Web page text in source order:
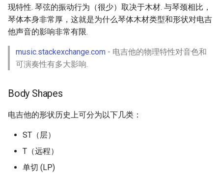
现特性. 琴弦的振动行为（很少）取决于木材. 与琴颈相比，
琴体本身非常厚，这就是为什么琴体木材类型和形状对电吉
他声音的影响非常有限.
music.stackexchange.com - 电吉他的物理特性对音色和
可演奏性有多大影响.
Body Shapes
电吉他的形状历史上可分为以下几类：
ST（层）
T（远程）
单切 (LP)